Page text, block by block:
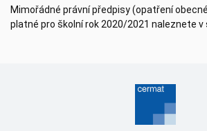
Mimořádné právní předpisy (opatření
platné pro školní rok 2020/2021 naleznete v